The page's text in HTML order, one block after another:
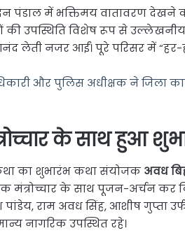
पंडाल में भक्तिमय वातावरण देखने
उपस्थिति विशेष रूप से उल्लेखनीय
लेती नजर आईं। पूरे परिसर में “हर-
और पुलिस अधीक्षक ने जिला
के साथ हुआ
का शुभारंभ कथा संयोजक अवध
मंत्रोच्चार के साथ पूजन-अर्चन कर
, राम अवध सिंह, आशीष गुप्ता
नागरिक उपस्थित रहे।